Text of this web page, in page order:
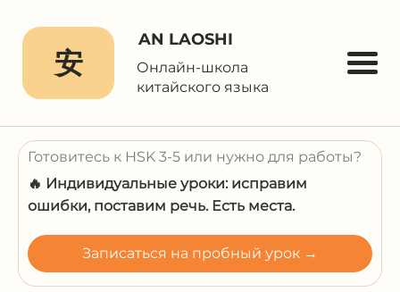
安
AN LAOSHI
Онлайн-школа
китайского языка
Готовитесь к HSK 3-5 или нужно для работы?
🔥 Индивидуальные уроки: исправим
ошибки, поставим речь. Есть места.
Записаться на пробный урок →